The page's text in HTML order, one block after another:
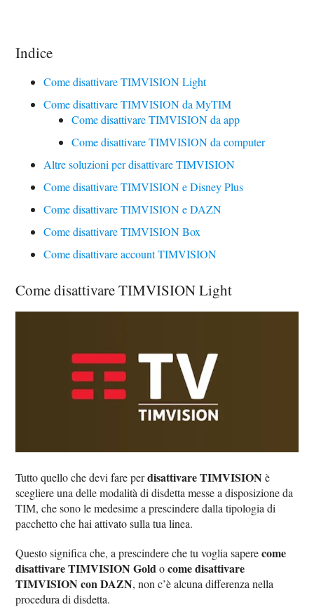
Indice
Come disattivare TIMVISION Light
Come disattivare TIMVISION da MyTIM
Come disattivare TIMVISION da app
Come disattivare TIMVISION da computer
Altre soluzioni per disattivare TIMVISION
Come disattivare TIMVISION e Disney Plus
Come disattivare TIMVISION e DAZN
Come disattivare TIMVISION Box
Come disattivare account TIMVISION
Come disattivare TIMVISION Light
Tutto quello che devi fare perdisattivare TIMVISION è
scegliere una delle modalità di disdetta messe a disposizione da
TIM, che sono le medesime a prescindere dalla tipologia di
pacchetto che hai attivato sulla tua linea.
Questo significa che, a prescindere che tu voglia saperecome
disattivare TIMVISION Goldocome disattivare
TIMVISION con DAZN, non c’è alcuna differenza nella
procedura di disdetta.